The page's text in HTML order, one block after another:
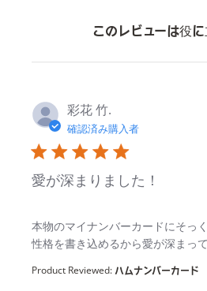
このレビューは役
彩花 竹.
確認済み購入者
愛が深まりました！
本物のマイナンバーカードにそっ
性格を書き込めるから愛が深まっ
read more about review
Product Reviewed:ハムナンバーカード